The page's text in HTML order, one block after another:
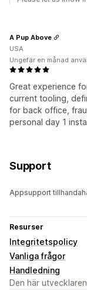
Great experience
current tooling,
for back office,
personal day 1
A Pup Above
USA
Ungefär en månad
Support
Appsupport
Resurser
Integritetspolicy
Vanliga frågor
Handledning
Den här